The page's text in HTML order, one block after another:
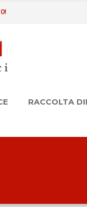
RACCOLTA